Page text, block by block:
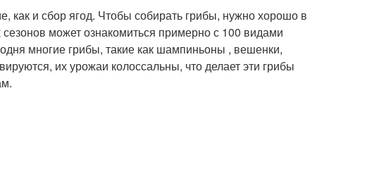
как и сбор ягод. Чтобы собирать грибы, нужно хорошо в
может ознакомиться примерно с 100 видами
многие грибы, такие как шампиньоны , вешенки,
их урожаи колоссальны, что делает эти грибы